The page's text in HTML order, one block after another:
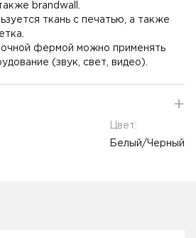
brandwall.
ткань с печатью, а также
фермой можно применять
(звук, свет, видео).
Цвет:
Белый/Черный